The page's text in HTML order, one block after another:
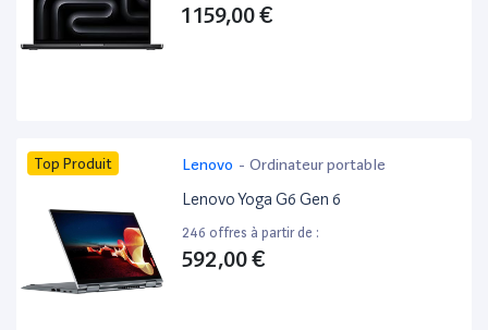
1 159,00 €
Top Produit Lenovo - Ordinateur portable
Lenovo Yoga G6 Gen 6
246 offres à partir de :
592,00 €